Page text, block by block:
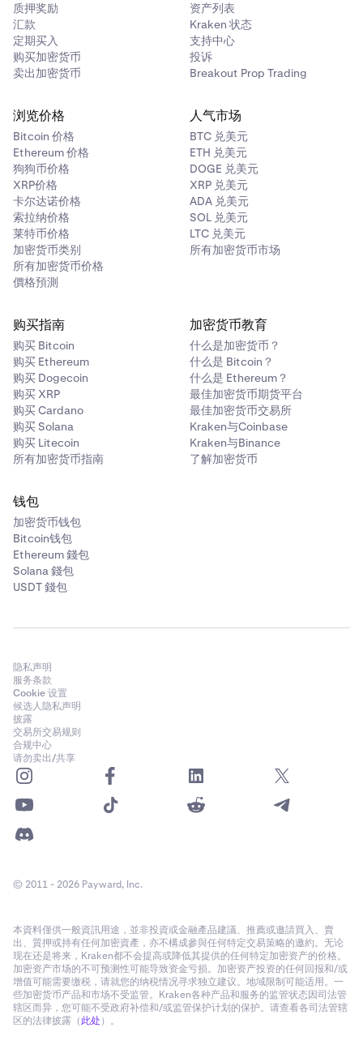
完成支付。
您的评估账户已创建。它会出现在账户切换器中，并带
有“NEW”徽章（例如，“Prop trading - Evaluation
1”）。切换到该账户并开始交易。
您也可以通过点击右上角的“购买新评估”按钮，从“概览”页
面购买新的评估。
质押奖励
汇款
定期买入
购买加密货币
卖出加密货币
资产列表
Kraken 状态
支持中心
投诉
Breakout Prop Trading
浏览价格
Bitcoin 价格
Ethereum 价格
狗狗币价格
XRP价格
卡尔达诺价格
索拉纳价格
莱特币价格
加密货币类别
所有加密货币价格
價格預測
人气市场
BTC 兑美元
ETH 兑美元
DOGE 兑美元
XRP 兑美元
ADA 兑美元
SOL 兑美元
LTC 兑美元
所有加密货币市场
购买指南
购买 Bitcoin
购买 Ethereum
购买 Dogecoin
购买 XRP
购买 Cardano
购买 Solana
购买 Litecoin
所有加密货币指南
加密货币教育
什么是加密货币？
什么是 Bitcoin？
什么是 Ethereum？
最佳加密货币期货平台
最佳加密货币交易所
Kraken与Coinbase
Kraken与Binance
了解加密货币
钱包
加密货币钱包
Bitcoin钱包
Ethereum 錢包
Solana 錢包
USDT 錢包
隐私声明
服务条款
Cookie 设置
候选人隐私声明
披露
交易所交易规则
合规中心
请勿卖出/共享
© 2011 - 2026 Payward, Inc.
本資料僅供一般資訊用途，並非投資或金融產品建議、推薦或邀請買入、賣
出、質押或持有任何加密資產，亦不構成參與任何特定交易策略的邀約。无论
现在还是将来，Kraken都不会提高或降低其提供的任何特定加密资产的价格。
加密资产市场的不可预测性可能导致资金亏损。加密资产投资的任何回报和/或
增值可能需要缴税，请就您的纳税情况寻求独立建议。地域限制可能适用。一
些加密货币产品和市场不受监管。Kraken各种产品和服务的监管状态因司法管
辖区而异，您可能不受政府补偿和/或监管保护计划的保护。请查看各司法管辖
区的法律披露（此处）。